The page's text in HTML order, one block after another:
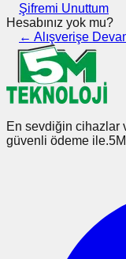
Şifremi Unuttum
Hesabınız yok mu?
← Alışverişe
En sevdiğin cihazlar
güvenli ödeme ile.